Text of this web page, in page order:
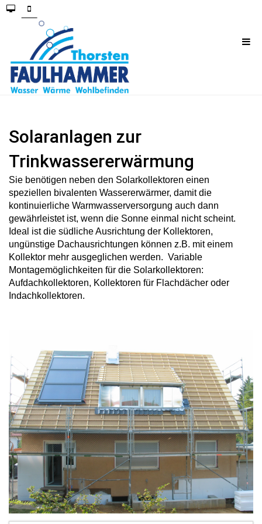
Solaranlagen zur
Trinkwassererwärmung
Sie benötigen neben den Solarkollektoren einen
speziellen bivalenten Wassererwärmer, damit die
kontinuierliche Warmwasserversorgung auch dann
gewährleistet ist, wenn die Sonne einmal nicht scheint.
Ideal ist die südliche Ausrichtung der Kollektoren,
ungünstige Dachausrichtungen können z.B. mit einem
Kollektor mehr ausgeglichen werden. Variable
Montagemöglichkeiten für die Solarkollektoren:
Aufdachkollektoren, Kollektoren für Flachdächer oder
Indachkollektoren.